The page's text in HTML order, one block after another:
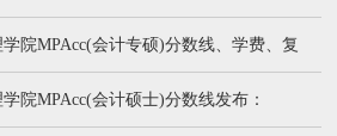
院MPAcc(会计专硕)分数线、学费、复
院MPAcc(会计硕士)分数线发布：